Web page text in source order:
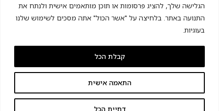
הגלישה שלך, להציג פרסומות או תוכן מותאמים אישית ולנתח את
התנועה באתר. בלחיצה על "אשר הכול" אתה מסכים לשימוש שלנו
בעוגיות.
התאמה אישית
דחיית הכל
קבלת הכל
© כל הזכויות שמורות לכרומגן
תקנון האתר
ניהול הגדרות מעקב